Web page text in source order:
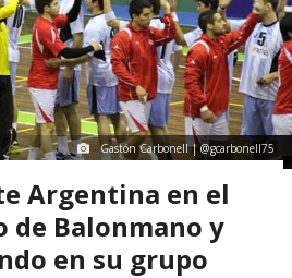
Gastón Carbonell | @gcarbonell75
Argentina en el
de Balonmano y
en su grupo